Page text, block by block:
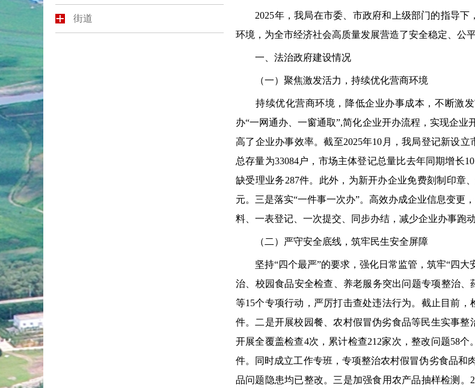
街道
2025年，我局在市委、市政府和上级部门的指导下
环境，为全市经济社会高质量发展营造了安全稳定、公
一、法治政府建设情况
（一）聚焦激发活力，持续优化营商环境
持续优化营商环境，降低企业办事成本，不断激发
办“一网通办、一窗通取”,简化企业开办流程，实现企
高了企业办事效率。截至2025年10月，我局登记新设
总存量为33084户，市场主体登记总量比去年同期增长
缺受理业务287件。此外，为新开办企业免费刻制印章
元。三是落实“一件事一次办”。高效办成企业信息变更
料、一表登记、一次提交、同步办结，减少企业办事跑
（二）严守安全底线，筑牢民生安全屏障
坚持“四个最严”的要求，强化日常监管，筑牢“四大
治、校园食品安全检查、养老服务突出问题专项整治
等15个专项行动，严厉打击查处违法行为。截止目前
件。二是开展校园餐、农村假冒伪劣食品等民生实事
开展全覆盖检查4次，累计检查212家次，整改问题58
件。同时成立工作专班，专项整治农村假冒伪劣食品和
品问题隐患均已整改。三是加强食用农产品抽样检测。